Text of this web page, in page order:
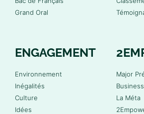
Grand Oral
ENGAGEMENT
Environnement
Inégalités
Culture
Idées
Major
La Méta